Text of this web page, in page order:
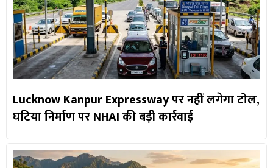
Lucknow Kanpur Expressway पर नहीं लगेगा टोल,
घटिया निर्माण पर NHAI की बड़ी कार्रवाई